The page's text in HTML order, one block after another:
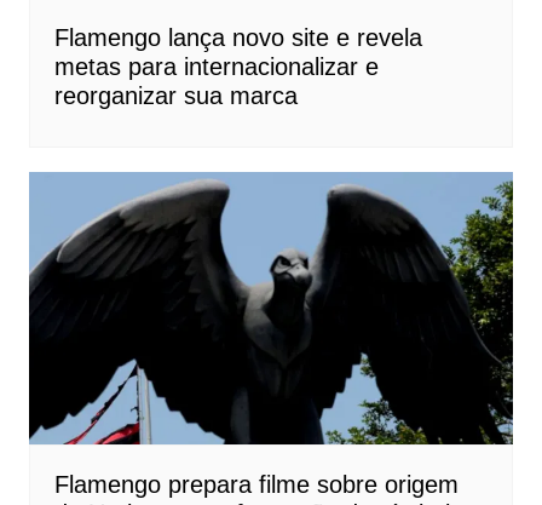
Flamengo lança novo site e revela
metas para internacionalizar e
reorganizar sua marca
Flamengo prepara filme sobre origem